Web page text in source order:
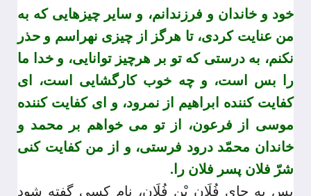
خود و خاندان و فرزندانم، و ساير چيزهايى كه به
من عنايت كردى، تا هرگز از چيزى نهراسم و حذر
نكنم، به درستى كه تو بر هرچيز توانايى، و خدا ما
را بس است، و چه خوب كارگشايى است، اى
كفايت كننده ابراهيم از نمرود، و اى كفايت كننده
موسى از فرعون، از تو مى خواهم بر محمد و
خاندان محمّد درود فرستى، و از من كفايت كنى
شرّ فلان پسر فلان را.
پس به جای فُلَانِ بْنِ فُلَانٍ، نام کسی گفته شود